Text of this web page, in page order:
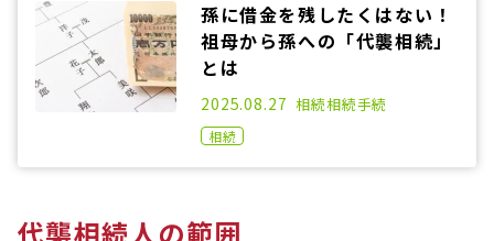
孫に借金を残したくはない！
祖母から孫への「代襲相続」
とは
2021.01.14
2025.08.27 相続相続手続
相続
代襲相続人の範囲